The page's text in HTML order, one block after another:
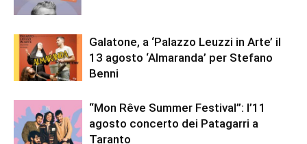
Galatone, a ‘Palazzo Leuzzi in Arte’ il
13 agosto ‘Almaranda’ per Stefano
Benni
“Mon Rêve Summer Festival”: l’11
agosto concerto dei Patagarri a
Taranto